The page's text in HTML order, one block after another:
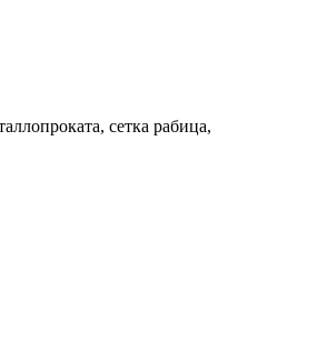
сетка рабица,